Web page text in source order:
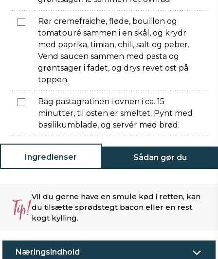
Rør cremefraiche, fløde, bouillon og
tomatpuré sammen i en skål, og krydr
med paprika, timian, chili, salt og peber.
Vend saucen sammen med pasta og
grøntsager i fadet, og drys revet ost på
toppen.
Bag pastagratinen i ovnen i ca. 15
minutter, til osten er smeltet. Pynt med
basilikumblade, og servér med brød.
Ingredienser Sådan gør du
Tip!Vil du gerne have en smule kød i retten, kan
du tilsætte sprødstegt bacon eller en rest
kogt kylling.
Næringsindhold